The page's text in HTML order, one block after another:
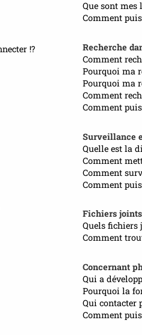
!?
Que sont mes
Comment
Recherche
Comment
Pourquoi ma
Pourquoi ma
Comment
Comment
Surveillance
Quelle est la
Comment
Comment
Comment
Fichiers joints
Quels fichiers
Comment
Concernant
Qui a
Pourquoi la
Qui contacter
Comment